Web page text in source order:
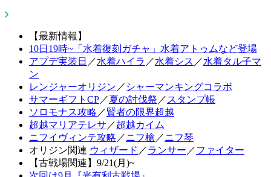
【最新情報】
10日19時~「水着復刻ガチャ」水着アトゥムなど登場
アプデ実装日 ／水着ハイラ ／水着シス ／水着タル子マ
ン
レンジャーオリジン ／ シャーマンキングコラボ
サマーギフトCP／夏の討伐祭 ／ スタンプ帳
ソロモナス攻略 ／賢者の限界超越
超越マリアテレサ ／超越カイム
ニフイヴィンテ攻略 ／ニフ槍 ／ニフ琴
オリジン関連 ウィザード ／ランサー ／ファイター
【古戦場関連】9/21(月)~